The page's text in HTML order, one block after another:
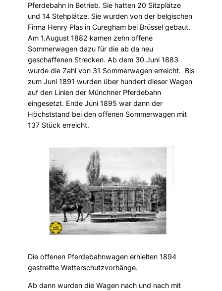
Pferdebahn in Betrieb. Sie hatten 20 Sitzplätze
und 14 Stehplätze. Sie wurden von der belgischen
Firma Henry Plas in Curegham bei Brüssel gebaut.
Am 1.August 1882 kamen zehn offene
Sommerwagen dazu für die ab da neu
geschaffenen Strecken. Ab dem 30.Juni 1883
wurde die Zahl von 31 Sommerwagen erreicht. Bis
zum Juni 1891 wurden über hundert dieser Wagen
auf den Linien der Münchner Pferdebahn
eingesetzt. Ende Juni 1895 war dann der
Höchststand bei den offenen Sommerwagen mit
137 Stück erreicht.
Die offenen Pferdebahnwagen erhielten 1894
gestreifte Wetterschutzvorhänge.
Ab dann wurden die Wagen nach und nach mit